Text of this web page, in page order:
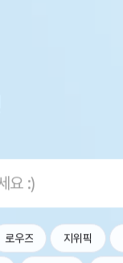
로우즈 지위픽